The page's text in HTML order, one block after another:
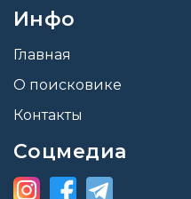
Инфо
Главная
О поисковике
Контакты
Соцмедиа